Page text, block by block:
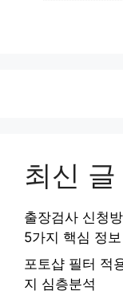
최신 글
출장검사 신청
5가지 핵심 정보
포토샵 필터 적
지 심층분석